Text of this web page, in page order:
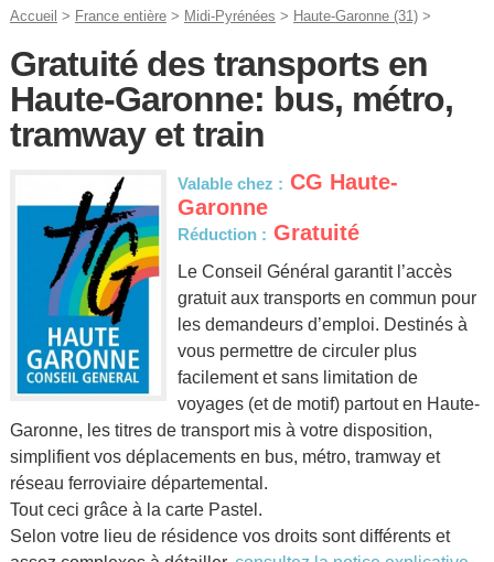
Accueil > France entière> Midi-Pyrénées > Haute-Garonne (31)>
Gratuité des transports en
Haute-Garonne: bus, métro,
tramway et train
Valable chez : CG Haute-
Garonne
Réduction : Gratuité
Le Conseil Général garantit l’accès
gratuit aux transports en commun pour
les demandeurs d’emploi. Destinés à
vous permettre de circuler plus
facilement et sans limitation de
voyages (et de motif) partout en Haute-
Garonne, les titres de transport mis à votre disposition,
simplifient vos déplacements en bus, métro, tramway et
réseau ferroviaire départemental.
Tout ceci grâce à la carte Pastel.
Selon votre lieu de résidence vos droits sont différents et